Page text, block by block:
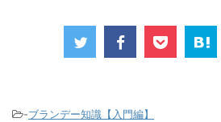
-ブランデー知識【入門編】